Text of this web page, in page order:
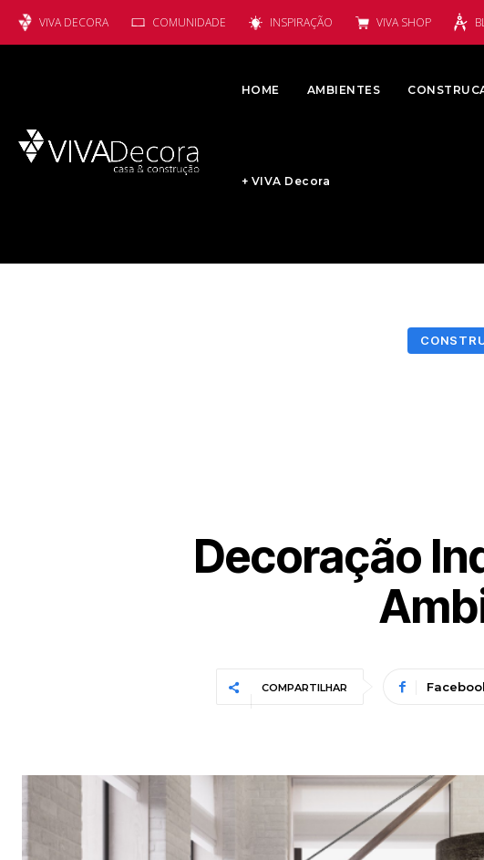
VIVA DECORA COMUNIDADE INSPIRAÇÃO VIVA SHOP
HOME AMBIENTES
+ VIVA Decora
Decoração
COMPARTILHAR